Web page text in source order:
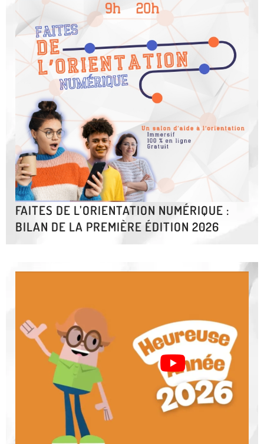
FAITES DE L’ORIENTATION NUMÉRIQUE :
BILAN DE LA PREMIÈRE ÉDITION 2026